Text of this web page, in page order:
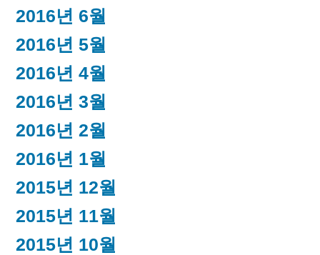
2016년 6월
2016년 5월
2016년 4월
2016년 3월
2016년 2월
2016년 1월
2015년 12월
2015년 11월
2015년 10월